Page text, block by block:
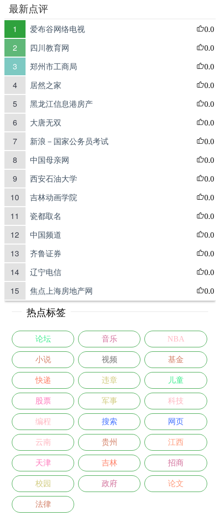
最新点评
1 爱布谷网络电视 0.0
2 四川教育网 0.0
3 郑州市工商局 0.0
4 居然之家 0.0
5 黑龙江信息港房产 0.0
6 大唐无双 0.0
7 新浪－国家公务员考试 0.0
8 中国母亲网 0.0
9 西安石油大学 0.0
10 吉林动画学院 0.0
11 瓷都取名 0.0
12 中国频道 0.0
13 齐鲁证券 0.0
14 辽宁电信 0.0
15 焦点上海房地产网 0.0
热点标签
论坛 音乐 NBA
小说 视频 基金
快递 违章 儿童
股票 军事 科技
编程 搜索 网页
云南 贵州 江西
天津 吉林 招商
校园 政府 论文
法律